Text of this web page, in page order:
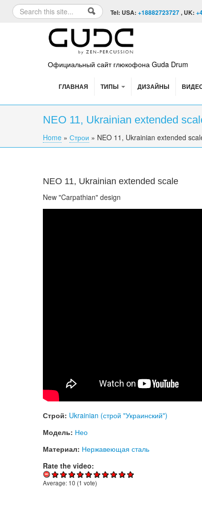
Skip to content
Skip to navigation
Search form
Search Tel: USA: +18882723727, UK:
Официальный сайт глюкофона Guda Drum
ГЛАВНАЯ ТИПЫ ДИЗАЙНЫ
NEO 11, Ukrainian extended
You are here
Home » Строи » NEO 11, Ukrainian extended
NEO 11, Ukrainian extended scale
New "Carpathian" design
Строй: Ukrainian (строй "Украинский")
Модель: Нео
Материал: Нержавеющая сталь
Rate the video:
Average: 10 (1 vote)